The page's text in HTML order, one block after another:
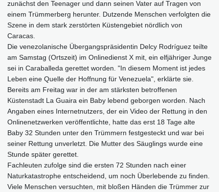
zunächst den Teenager und dann seinen Vater auf Tragen von
einem Trümmerberg herunter. Dutzende Menschen verfolgten die
Szene in dem stark zerstörten Küstengebiet nördlich von
Caracas.
Die venezolanische Übergangspräsidentin Delcy Rodríguez teilte
am Samstag (Ortszeit) im Onlinedienst X mit, ein elfjähriger Junge
sei in Caraballeda gerettet worden. "In diesem Moment ist jedes
Leben eine Quelle der Hoffnung für Venezuela", erklärte sie.
Bereits am Freitag war in der am stärksten betroffenen
Küstenstadt La Guaira ein Baby lebend geborgen worden. Nach
Angaben eines Internetnutzers, der ein Video der Rettung in den
Onlinenetzwerken veröffentlichte, hatte das erst 18 Tage alte
Baby 32 Stunden unter den Trümmern festgesteckt und war bei
seiner Rettung unverletzt. Die Mutter des Säuglings wurde eine
Stunde später gerettet.
Fachleuten zufolge sind die ersten 72 Stunden nach einer
Naturkatastrophe entscheidend, um noch Überlebende zu finden.
Viele Menschen versuchten, mit bloßen Händen die Trümmer zur